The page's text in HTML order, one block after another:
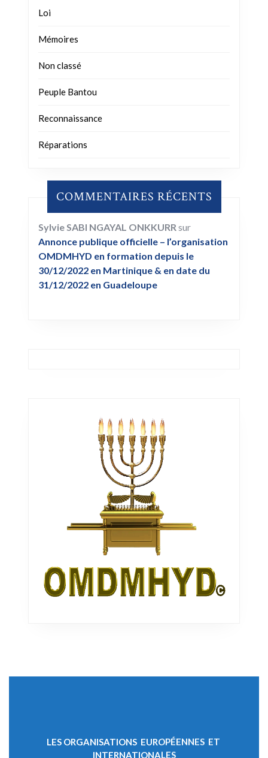
Loi
Mémoires
Non classé
Peuple Bantou
Reconnaissance
Réparations
COMMENTAIRES RÉCENTS
Sylvie SABI NGAYAL ONKKURR sur
Annonce publique officielle – l’organisation
OMDMHYD en formation depuis le
30/12/2022 en Martinique & en date du
31/12/2022 en Guadeloupe
LES ORGANISATIONS EUROPÉENNES ET
INTERNATIONALES